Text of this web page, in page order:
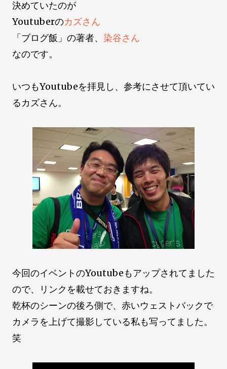
決めていたのが
Youtuberのカズさん
「ブログ飯」の著者、 染谷さん
なのです。
いつもYoutubeを拝見し、参考にさせて頂いてい
るカズさん。
今回のイベントのYoutubeもアップされてました
ので、リンクを載せておきますね。
乾杯のシーンの後ろ側で、赤いウェストバックで
カメラを上げて撮影している私も写ってました。
笑